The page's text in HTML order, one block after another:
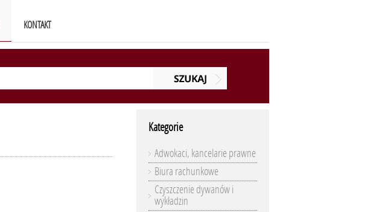
KONTAKT
Kategorie
Adwokaci, kancelarie prawne
Biura rachunkowe
Czyszczenie dywanów i
wykładzin